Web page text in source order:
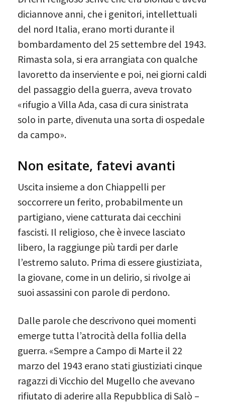
diciannove anni, che i genitori, intellettuali
del nord Italia, erano morti durante il
bombardamento del 25 settembre del 1943.
Rimasta sola, si era arrangiata con qualche
lavoretto da inserviente e poi, nei giorni caldi
del passaggio della guerra, aveva trovato
«rifugio a Villa Ada, casa di cura sinistrata
solo in parte, divenuta una sorta di ospedale
da campo».
Non esitate, fatevi avanti
Uscita insieme a don Chiappelli per
soccorrere un ferito, probabilmente un
partigiano, viene catturata dai cecchini
fascisti. Il religioso, che è invece lasciato
libero, la raggiunge più tardi per darle
l’estremo saluto. Prima di essere giustiziata,
la giovane, come in un delirio, si rivolge ai
suoi assassini con parole di perdono.
Dalle parole che descrivono quei momenti
emerge tutta l’atrocità della follia della
guerra. «Sempre a Campo di Marte il 22
marzo del 1943 erano stati giustiziati cinque
ragazzi di Vicchio del Mugello che avevano
rifiutato di aderire alla Repubblica di Salò –